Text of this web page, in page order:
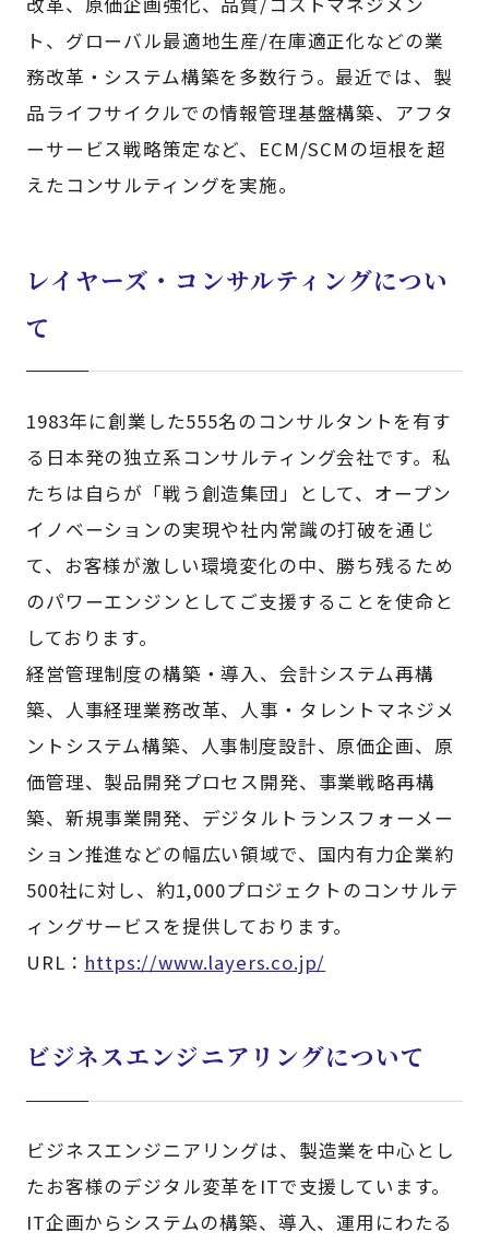
ト、グローバル最適地生産/在庫適正化などの業
務改革・システム構築を多数行う。最近では、製
品ライフサイクルでの情報管理基盤構築、アフタ
ーサービス戦略策定など、ECM/SCMの垣根を超
えたコンサルティングを実施。
レイヤーズ・コンサルティングについ
て
1983年に創業した555名のコンサルタントを有す
る日本発の独立系コンサルティング会社です。私
たちは自らが「戦う創造集団」として、オープン
イノベーションの実現や社内常識の打破を通じ
て、お客様が激しい環境変化の中、勝ち残るため
のパワーエンジンとしてご支援することを使命と
しております。
経営管理制度の構築・導入、会計システム再構
築、人事経理業務改革、人事・タレントマネジメ
ントシステム構築、人事制度設計、原価企画、原
価管理、製品開発プロセス開発、事業戦略再構
築、新規事業開発、デジタルトランスフォーメー
ション推進などの幅広い領域で、国内有力企業約
500社に対し、約1,000プロジェクトのコンサルテ
ィングサービスを提供しております。
URL： https://www.layers.co.jp/
ビジネスエンジニアリングについて
ビジネスエンジニアリングは、製造業を中心とし
たお客様のデジタル変革をITで支援しています。
IT企画からシステムの構築、導入、運用にわたる